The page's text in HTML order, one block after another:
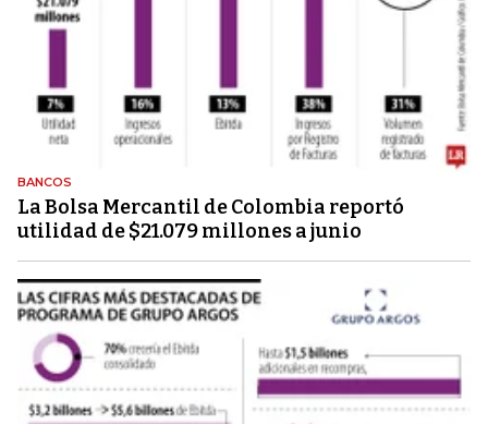
BANCOS
La Bolsa Mercantil de Colombia reportó
utilidad de $21.079 millones a junio